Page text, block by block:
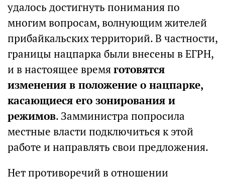
удалось достигнуть понимания по
многим вопросам, волнующим жителей
прибайкальских территорий. В частности,
границы нацпарка были внесены в ЕГРН,
и в настоящее времяготовятся
изменения в положение о нацпарке,
касающиеся его зонирования и
режимов. Замминистра попросила
местные власти подключиться к этой
работе и направлять свои предложения.
Нет противоречий в отношении